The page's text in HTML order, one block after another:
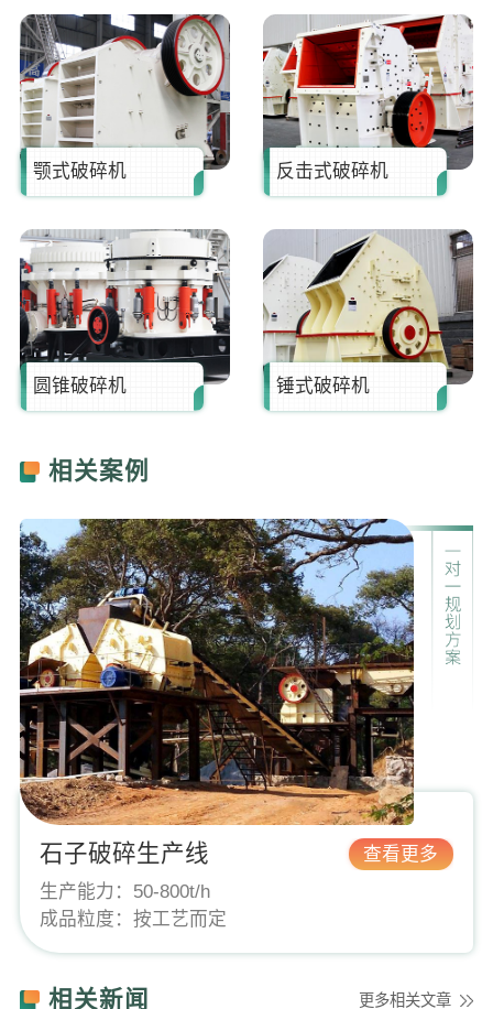
胡** 181****6660 13分钟前
张** 173****8712 16分钟前
颚式破碎机 反击式破碎机
圆锥破碎机 锤式破碎机
相关案例
查看更多
石子破碎生产线
生产能力： 50-800t/h
成品粒度： 按工艺而定
相关新闻 更多相关文章